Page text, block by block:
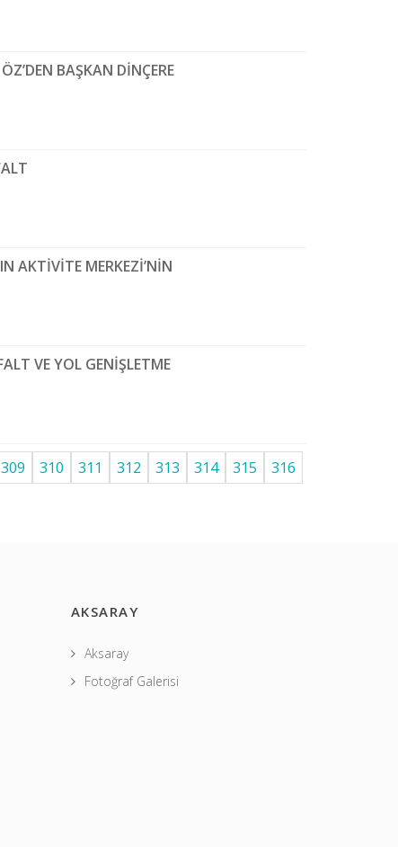
BAŞKAN DİNÇERE
AKTİVİTE MERKEZİ’NİN
VE YOL GENİŞLETME
309 310 311 312 313 314 315
316
AKSARAY
Aksaray
Fotoğraf Galerisi